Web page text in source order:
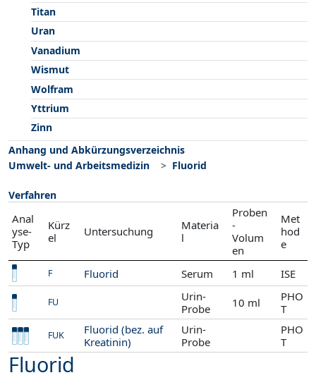
Titan
Uran
Vanadium
Wismut
Wolfram
Yttrium
Zinn
Anhang und Abkürzungsverzeichnis
Umwelt- und Arbeitsmedizin
Fluorid
Verfahren
Anal
yse-
Typ
Kürz
el
Untersuchung
Materia
l
Proben
-
Volum
en
Met
hod
e
F Fluorid Serum 1 ml ISE
FU
Urin-
Probe
10 ml
PHO
T
FUK
Fluorid (bez. auf
Kreatinin)
Urin-
Probe
PHO
T
Fluorid